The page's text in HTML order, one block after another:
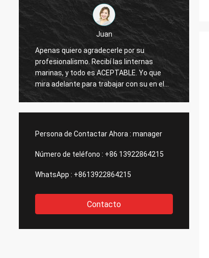
Juan
Apenas quiero agradecerle por su
profesionalismo. Recibí las linternas
marinas, y todo es ACEPTABLE. Yo que
mira adelante para trabajar con su en el
futuro.
Persona de Contactar Ahora : manager
Número de teléfono : +86 13922864215
WhatsApp : +8613922864215
Contacto